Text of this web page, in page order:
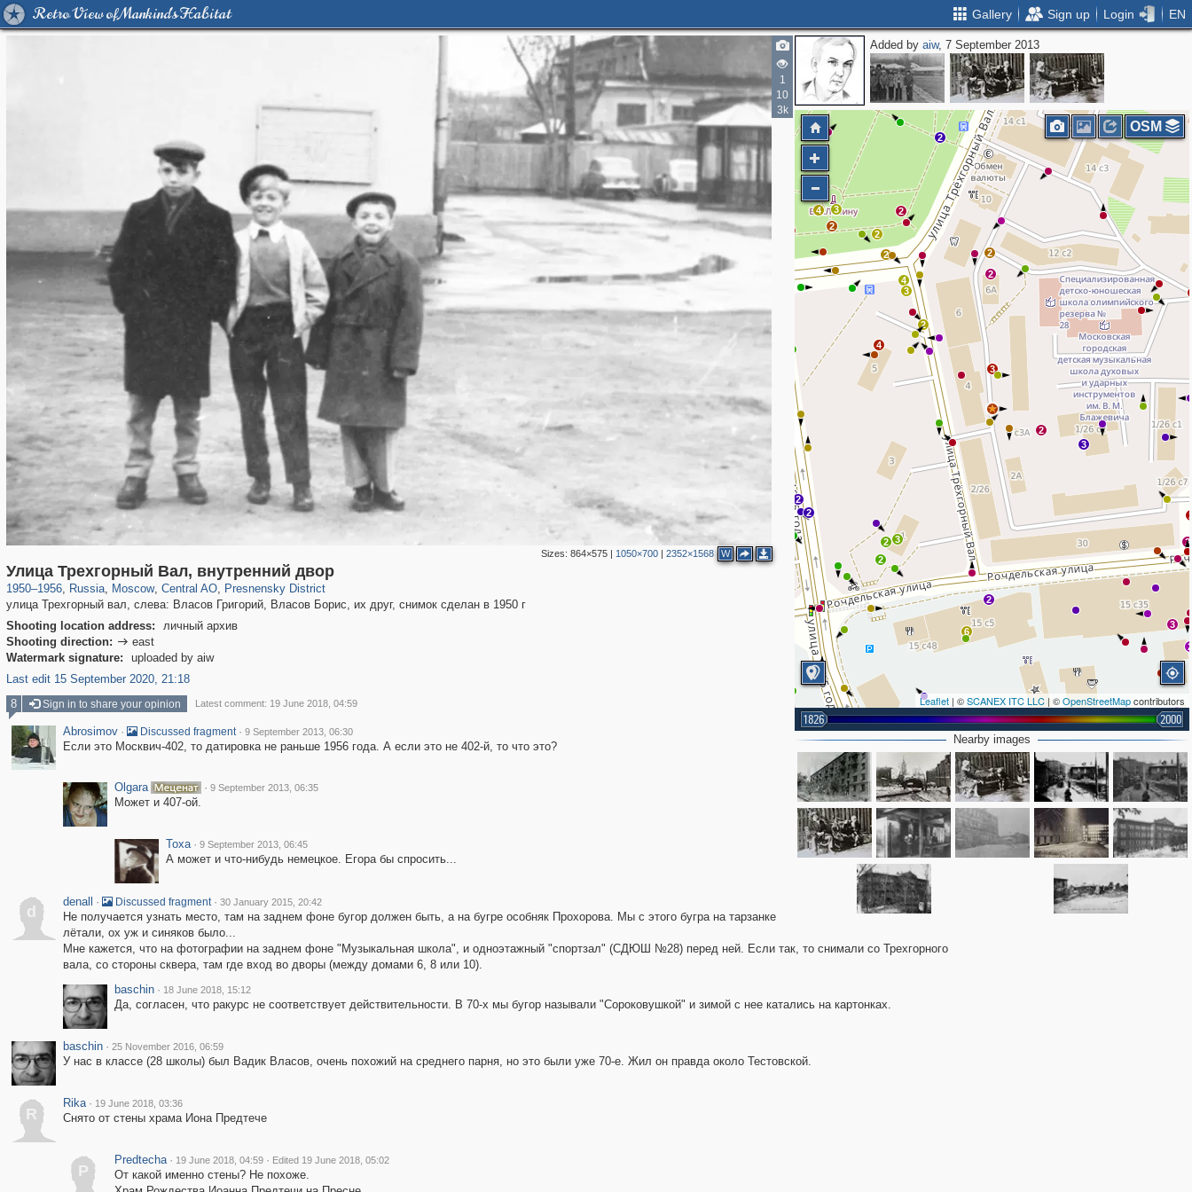
Retro View of Mankind's Habitat Gallery Sign up Login EN
1
10
3k
Sizes: 864×575| 1050×700| 2352×1568 W
Улица Трехгорный Вал, внутренний двор
1950–1956, Russia
1,406,849 29,243
, Moscow
319,861 8,286
, Central AO
160,009 5,916
, Presnensky District
13,345 396
улица Трехгорный вал, слева: Власов Григорий, Власов Борис, их друг, снимок сделан в 1950 г
Shooting location address:
личный архив
Shooting direction:  east
Watermark signature:
uploaded by aiw
Last edit 15 September 2020, 21:18
Added byaiw, 7 September 2013
2
2
2
3
2
3
2
2
3
4
2
2
2
3
4
2
4
2
2
2
2 3
2
6
3
2
2
3
Leaflet | ©SCANEX ITC LLC | ©OpenStreetMapcontributors
1826 2000
OSM
Nearby images
8 Sign in to share your opinion Latest comment: 19 June 2018, 04:59
Abrosimov · Discussed fragment · 9 September 2013, 06:30
Если это Москвич-402, то датировка не раньше 1956 года. А если это не 402-й, то что это?
Olgara · 9 September 2013, 06:35
Может и 407-ой.
Toxa · 9 September 2013, 06:45
А может и что-нибудь немецкое. Егора бы спросить...
d
denall · Discussed fragment · 30 January 2015, 20:42
Не получается узнать место, там на заднем фоне бугор должен быть, а на бугре особняк Прохорова. Мы с этого бугра на тарзанке
лётали, ох уж и синяков было...
Мне кажется, что на фотографии на заднем фоне "Музыкальная школа", и одноэтажный "спортзал" (СДЮШ №28) перед ней. Если так, то снимали со Трехгорного
вала, со стороны сквера, там где вход во дворы (между домами 6, 8 или 10).
baschin · 18 June 2018, 15:12
Да, согласен, что ракурс не соответствует действительности. В 70-х мы бугор называли "Сороковушкой" и зимой с нее катались на картонках.
baschin · 25 November 2016, 06:59
У нас в классе (28 школы) был Вадик Власов, очень похожий на среднего парня, но это были уже 70-е. Жил он правда около Тестовской.
R
Rika · 19 June 2018, 03:36
Снято от стены храма Иона Предтече
P
Predtecha · 19 June 2018, 04:59 · Edited 19 June 2018, 05:02
От какой именно стены? Не похоже.